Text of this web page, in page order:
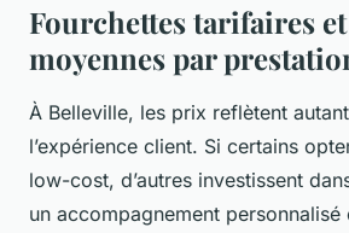
Fourchettes tarifaires
moyennes par
À Belleville, les prix reflètent
l’expérience client. Si certains
low-cost, d’autres investissent
un accompagnement